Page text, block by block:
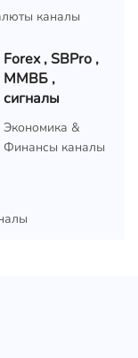
каналы
Forex , SBPro ,
ММВБ ,
сигналы
Экономика &
Финансы каналы